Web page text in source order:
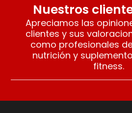
Nuestros
Apreciamos las
clientes y sus
como profesionales
nutrición y
fitness.